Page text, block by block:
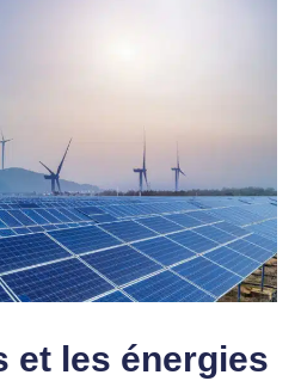
et les énergies